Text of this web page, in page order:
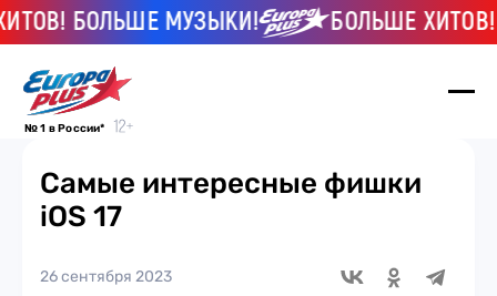
БОЛЬШЕ МУЗЫКИ! БОЛЬШЕ ХИТОВ!
№ 1 в России*
Самые интересные фишки
iOS 17
26 сентября 2023